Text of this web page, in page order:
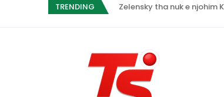
TRENDING